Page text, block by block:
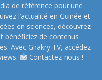
de référence pour une
l’actualité en Guinée et
en sciences, découvrez
bénéficiez de contenus
Avec Gnakry TV, accédez
Contactez-nous !